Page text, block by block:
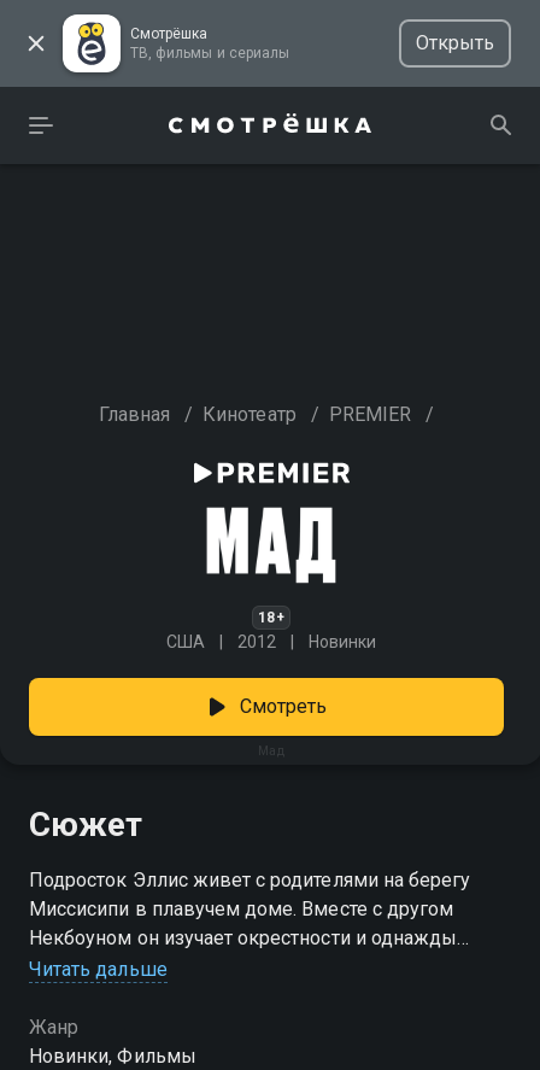
Смотрёшка
ТВ, фильмы и сериалы
Открыть
Главная / Кинотеатр / PREMIER /
18+
США 2012 Новинки
Мад
Смотреть
Сюжет
Подросток Эллис живет с родителями на берегу
Миссисипи в плавучем доме. Вместе с другом
Некбоуном он изучает окрестности и однажды
обнаруживает на безлюдном острове лодку,
Ребята решают сделать из нее свое тайное
убежище, но в ней уже живет загадочный
Читать дальше
Жанр
Новинки, Фильмы